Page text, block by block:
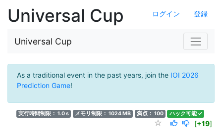
ログイン 登録
Universal Cup
Universal Cup
As a traditional event in the past years, join the IOI 2026
Prediction Game!
実行時間制限： 1.0 s メモリ制限： 1024 MB 満点： 100 ハック可能 ✓
[+19]